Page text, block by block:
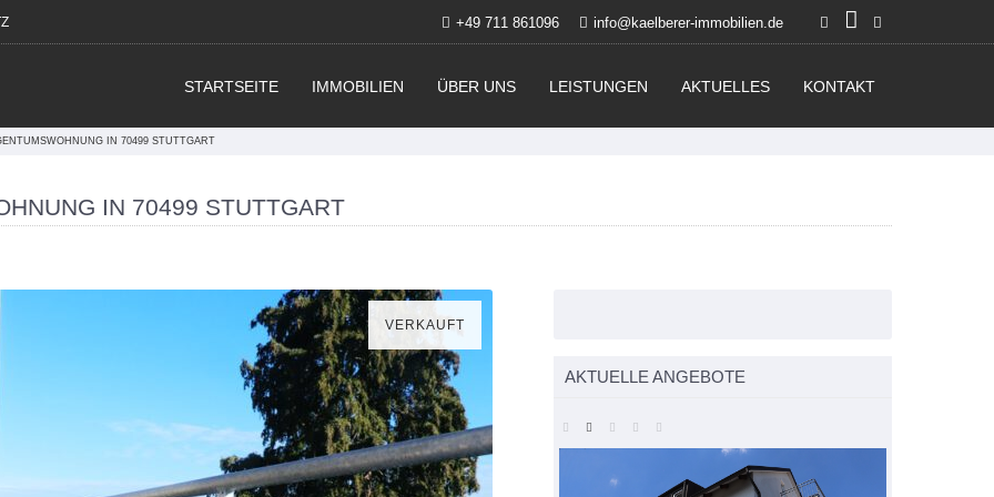
+49 711 861096 info@kaelberer-immobilien.de
STARTSEITE IMMOBILIEN ÜBER UNS LEISTUNGEN AKTUELLES KONTAKT
IN 70499 STUTTGART
IN 70499 STUTTGART
VERKAUFT
AKTUELLE ANGEBOTE